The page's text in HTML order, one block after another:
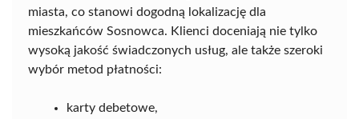
miasta, co stanowi dogodną lokalizację dla
mieszkańców Sosnowca. Klienci doceniają nie tylko
wysoką jakość świadczonych usług, ale także szeroki
wybór metod płatności:
karty debetowe,